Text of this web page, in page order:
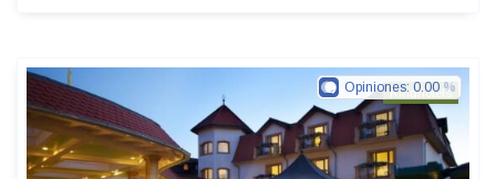
Ringhotels
Opiniones: 0.00